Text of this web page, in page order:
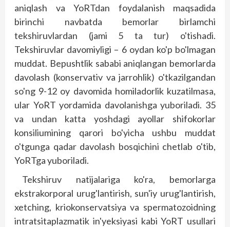
aniqlash va YoRTdan foydalanish maqsadida
birinchi navbatda bemorlar birlamchi
tekshiruvlardan (jami 5 ta tur) o'tishadi.
Tekshiruvlar davomiyligi – 6 oydan ko'p bo'lmagan
muddat. Bepushtlik sababi aniqlangan bemorlarda
davolash (konservativ va jarrohlik) o'tkazilgandan
so'ng 9-12 oy davomida homiladorlik kuzatilmasa,
ular YoRT yordamida davolanishga yuboriladi. 35
va undan katta yoshdagi ayollar shifokorlar
konsiliumining qarori bo'yicha ushbu muddat
o'tgunga qadar davolash bosqichini chetlab o'tib,
YoRTga yuboriladi.
Tekshiruv natijalariga ko'ra, bemorlarga
ekstrakorporal urug'lantirish, sun'iy urug'lantirish,
xetching, kriokonservatsiya va spermatozoidning
intratsitaplazmatik in'yeksiyasi kabi YoRT usullari